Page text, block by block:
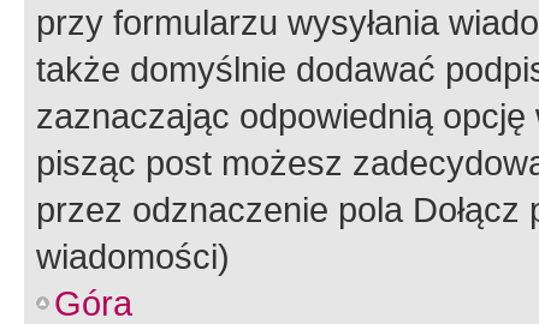
przy formularzu wysyłania
także domyślnie dodawać
zaznaczając odpowiednią
pisząc post możesz
przez odznaczenie pola
wiadomości)
Góra